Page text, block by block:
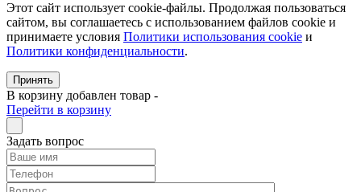
Этот сайт использует cookie-файлы. Продолжая пользоваться
сайтом, вы соглашаетесь с использованием файлов cookie и
принимаете условия Политики использования cookie и
Политики конфиденциальности.
Принять
В корзину добавлен товар -
Перейти в корзину
Задать вопрос